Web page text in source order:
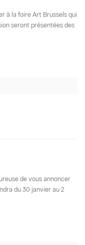
à la foire Art Brussels qui
seront présentées des
de vous annoncer
du 30 janvier au 2